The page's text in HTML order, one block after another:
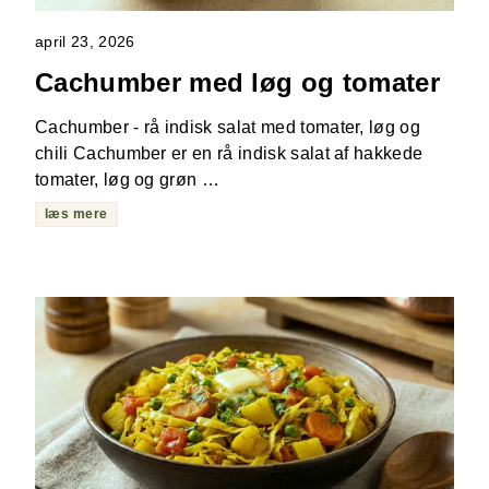
april 23, 2026
Cachumber med løg og tomater
Cachumber - rå indisk salat med tomater, løg og
chili Cachumber er en rå indisk salat af hakkede
tomater, løg og grøn …
læs mere